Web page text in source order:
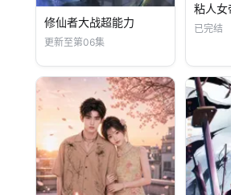
修仙者大战超能力
更新至第06集
粘人女
已完结